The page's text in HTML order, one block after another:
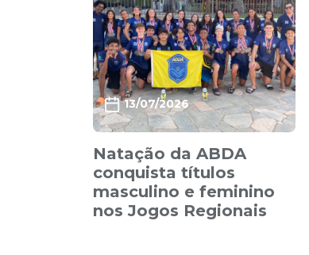
13/07/2026
Natação da ABDA
conquista títulos
masculino e feminino
nos Jogos Regionais